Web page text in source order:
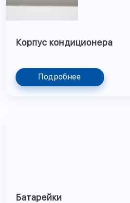
Корпус кондиционера
Подробнее
Батарейки